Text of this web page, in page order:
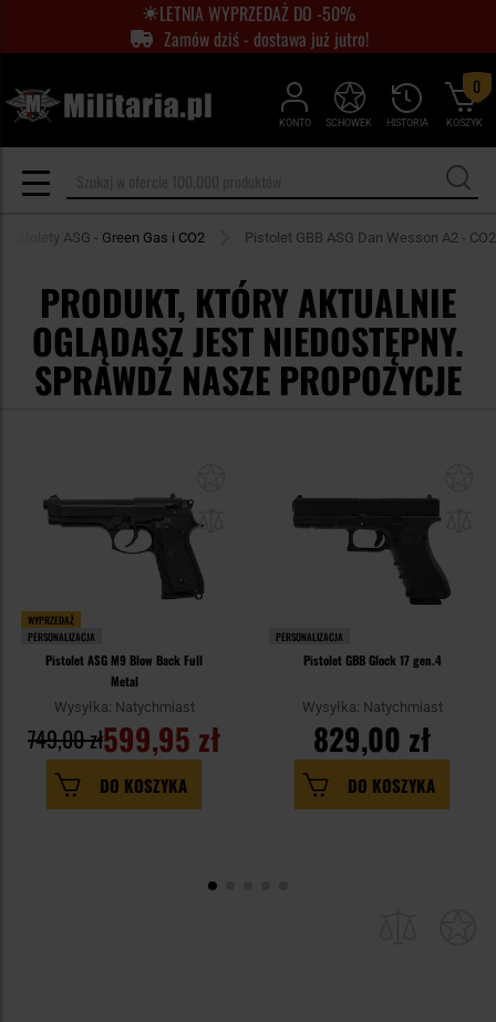
LETNIA WYPRZEDAŻ DO -50%
Zamów dziś - dostawa już jutro!
KONTO HISTORIA
SCHOWEK KOSZYK
0
Pistolety ASG - Green Gas i CO2 Pistolet GBB ASG Dan Wesson A2 - CO2
PRODUKT, KTÓRY AKTUALNIE
OGLĄDASZ JEST NIEDOSTĘPNY.
SPRAWDŹ NASZE PROPOZYCJE
WYPRZEDAŻ
PERSONALIZACJA
Pistolet ASG M9 Blow Back Full
Metal
Wysyłka: Natychmiast
599,95 zł
749,00 zł
DO KOSZYKA
PERSONALIZACJA
Pistolet GBB Glock 17 gen.4
Wysyłka: Natychmiast
829,00 zł
DO KOSZYKA